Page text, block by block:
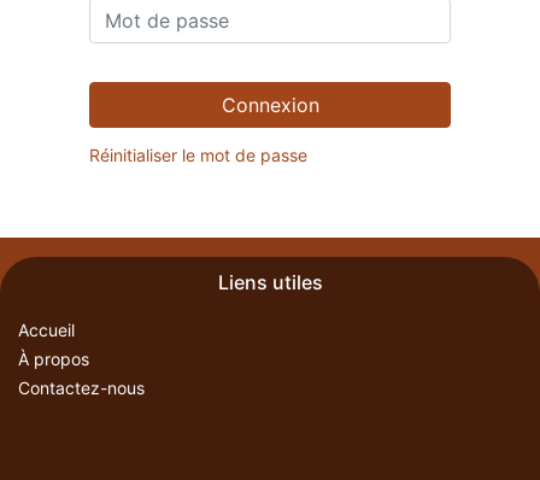
Connexion
Réinitialiser le mot de passe
Liens utiles
Accueil
À propos
Contactez-nous